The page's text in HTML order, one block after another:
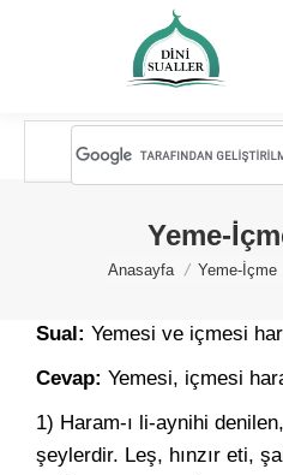
Yeme-
You are here:
Anasayfa Yeme-İçme
Sual: Yemesi ve içmesi
Cevap: Yemesi, içmesi
1) Haram-ı li-aynihi
şeylerdir. Leş, hınzır eti,